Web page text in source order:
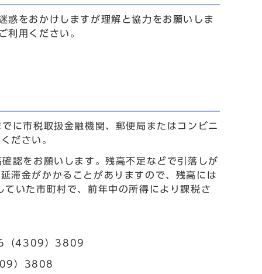
惑をおかけしますが理解と協力をお願いしま
利用ください。
に市税取扱金融機関、郵便局またはコンビニ
ださい。
認をお願いします。残高不足などで引落しが
滞金がかかることがありますので、残高には
いた市町村で、前年中の所得により課税さ
（4309）3809
）3808